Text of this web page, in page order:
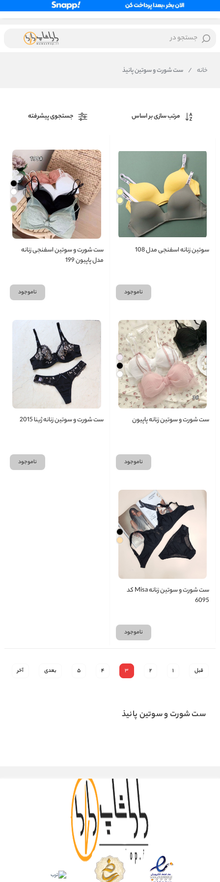
جستجو در
خانه / ست شورت و سوتین پانیذ
مرتب سازی بر اساس جستجوی پیشرفته
سوتین زنانه اسفنجی مدل 108
ناموجود
ست شورت و سوتین اسفنجی زنانه
مدل پاپیون 199
ناموجود
ست شورت و سوتین زنانه پاپیون
ناموجود
ست شورت و سوتین زنانه ژینا 2015
ناموجود
ست شورت و سوتین زنانه Misa کد
6095
ناموجود
قبل 1
2
3
4
5 بعدی آخر
ست شورت و سوتین پانیذ